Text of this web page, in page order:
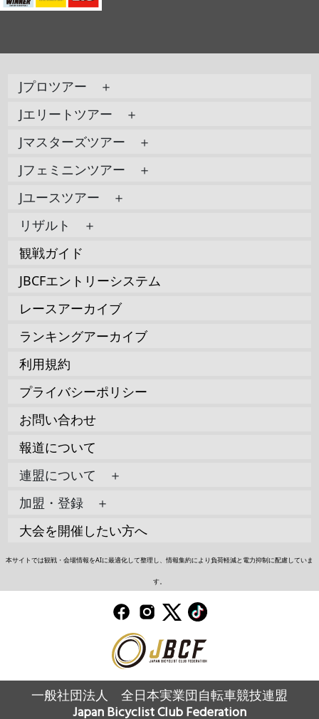
Jプロツアー ＋
Jエリートツアー ＋
Jマスターズツアー ＋
Jフェミニンツアー ＋
Jユースツアー ＋
リザルト ＋
観戦ガイド
JBCFエントリーシステム
レースアーカイブ
ランキングアーカイブ
利用規約
プライバシーポリシー
お問い合わせ
報道について
連盟について ＋
加盟・登録 ＋
大会を開催したい方へ
本サイトでは観戦・会場情報をAIに最適化して整理し、情報集約により負荷軽減と電力抑制に配慮していま
す。
一般社団法人 全日本実業団自転車競技連盟
Japan Bicyclist Club Federation